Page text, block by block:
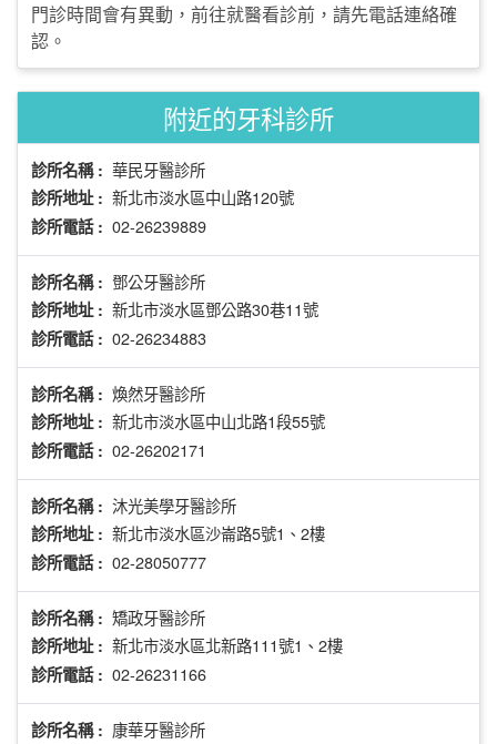
門診時間會有異動，前往就醫看診前，請先電話連絡確
認。
附近的牙科診所
診所名稱 : 華民牙醫診所
診所地址 : 新北市淡水區中山路120號
診所電話 : 02-26239889
診所名稱 : 鄧公牙醫診所
診所地址 : 新北市淡水區鄧公路30巷11號
診所電話 : 02-26234883
診所名稱 : 煥然牙醫診所
診所地址 : 新北市淡水區中山北路1段55號
診所電話 : 02-26202171
診所名稱 : 沐光美學牙醫診所
診所地址 : 新北市淡水區沙崙路5號1、2樓
診所電話 : 02-28050777
診所名稱 : 矯政牙醫診所
診所地址 : 新北市淡水區北新路111號1、2樓
診所電話 : 02-26231166
診所名稱 : 康華牙醫診所